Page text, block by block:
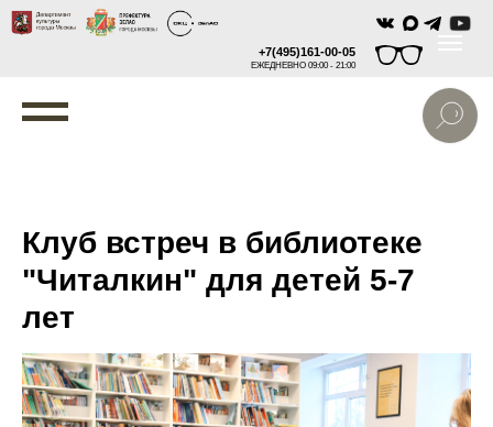
+7(495)161-00-05
ЕЖЕДНЕВНО 09:00 - 21:00
Клуб встреч в библиотеке
"Читалкин" для детей 5-7
лет